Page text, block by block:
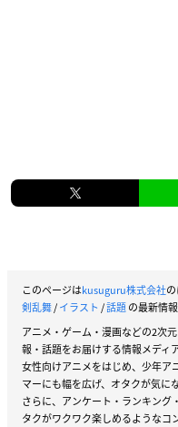
このページはkusuguru株式会社
剣乱舞/イラスト /話題の最新情
アニメ・ゲーム・漫画などの2次
報・話題をお届けする情報メディ
女性向けアニメをはじめ、少年ア
マーにも幅を広げ、オタクが気に
さらに、アンケート・ランキング
タクがワクワク楽しめるようなコ